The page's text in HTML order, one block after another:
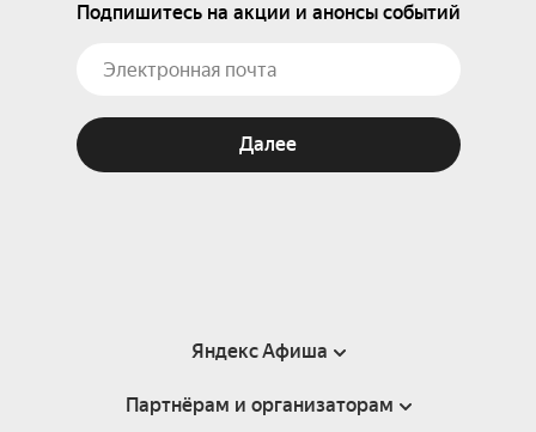
Подпишитесь на акции и анонсы событий
Далее
Яндекс Афиша
Справка
Партнёрам и организаторам